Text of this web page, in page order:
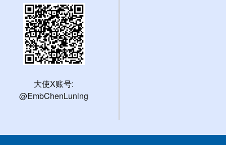
大使X账号:
@EmbChenLuning